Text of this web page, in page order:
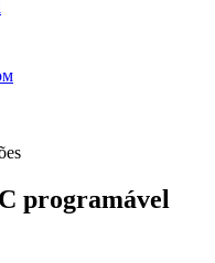
programável